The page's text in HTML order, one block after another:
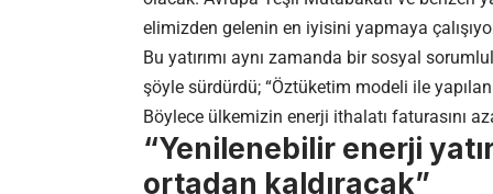
elimizden gelenin en iyisini yapmaya
Bu yatırımı aynı zamanda bir sosyal
şöyle sürdürdü; “Öztüketim modeli ile
Böylece ülkemizin enerji ithalatı faturasını
“Yenilenebilir enerji
ortadan kaldıracak”